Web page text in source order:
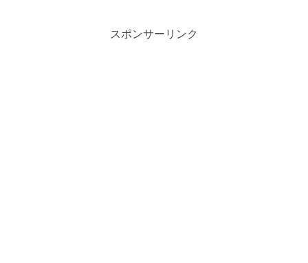
スポンサーリンク